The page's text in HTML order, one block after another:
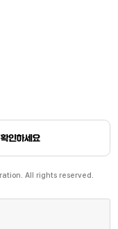
All rights reserved.